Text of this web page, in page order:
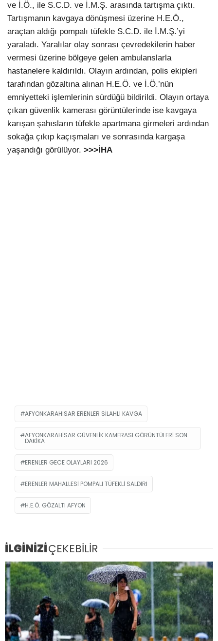
ve İ.Ö., ile S.C.D. ve İ.M.Ş. arasında tartışma çıktı.
Tartışmanın kavgaya dönüşmesi üzerine H.E.Ö.,
araçtan aldığı pompalı tüfekle S.C.D. ile İ.M.Ş.’yi
yaraladı. Yaralılar olay sonrası çevredekilerin haber
vermesi üzerine bölgeye gelen ambulanslarla
hastanelere kaldırıldı. Olayın ardından, polis ekipleri
tarafından gözaltına alınan H.E.Ö. ve İ.Ö.’nün
emniyetteki işlemlerinin sürdüğü bildirildi. Olayın ortaya
çıkan güvenlik kamerası görüntülerinde ise kavgaya
karışan şahısların tüfekle apartmana girmeleri ardından
sokağa çıkıp kaçışmaları ve sonrasında kargaşa
yaşandığı görülüyor. >>>İHA
AFYONKARAHISAR ERENLER SILAHLI KAVGA
AFYONKARAHISAR GÜVENLIK KAMERASI GÖRÜNTÜLERI SON
DAKIKA
ERENLER GECE OLAYLARI 2026
ERENLER MAHALLESI POMPALI TÜFEKLI SALDIRI
H.E.Ö. GÖZALTI AFYON
İLGİNİZİÇEKEBİLİR